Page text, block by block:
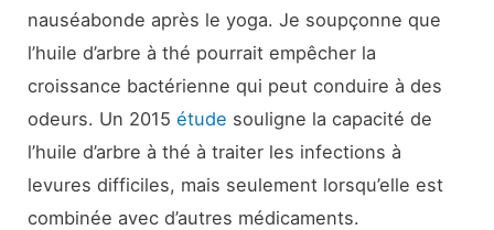
nauséabonde après le yoga. Je soupçonne que
l’huile d’arbre à thé pourrait empêcher la
croissance bactérienne qui peut conduire à des
odeurs. Un 2015étude souligne la capacité de
l’huile d’arbre à thé à traiter les infections à
levures difficiles, mais seulement lorsqu’elle est
combinée avec d’autres médicaments.